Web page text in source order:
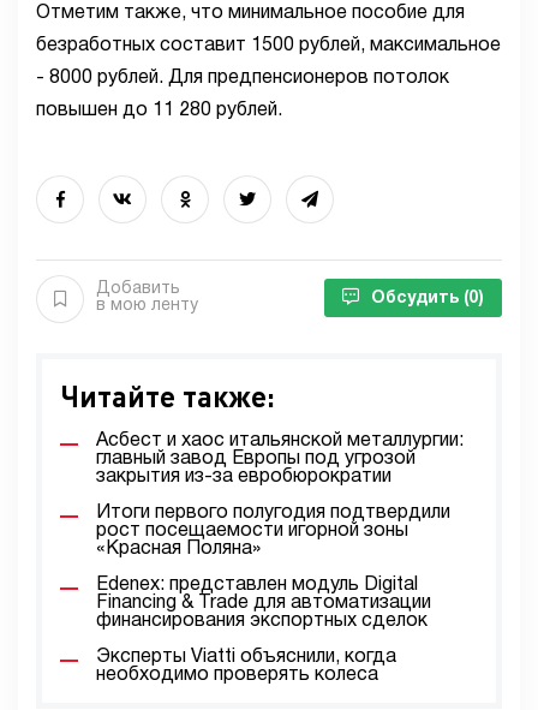
Отметим также, что минимальное пособие для
безработных составит 1500 рублей, максимальное
- 8000 рублей. Для предпенсионеров потолок
повышен до 11 280 рублей.
Добавить
в мою ленту
Обсудить (0)
Читайте также:
Асбест и хаос итальянской металлургии:
главный завод Европы под угрозой
закрытия из-за евробюрократии
Итоги первого полугодия подтвердили
рост посещаемости игорной зоны
«Красная Поляна»
Edenex: представлен модуль Digital
Financing & Trade для автоматизации
финансирования экспортных сделок
Эксперты Viatti объяснили, когда
необходимо проверять колеса